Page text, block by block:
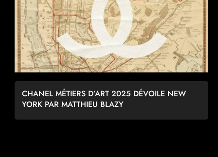
CHANEL MÉTIERS D’ART 2025 DÉVOILE NEW
YORK PAR MATTHIEU BLAZY